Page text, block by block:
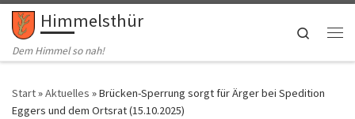
Zum Inhalt springen
Himmelsthür
Dem Himmel so nah!
Search
Start»Aktuelles »Brücken-Sperrung sorgt für Ärger bei Spedition
Eggers und dem Ortsrat (15.10.2025)